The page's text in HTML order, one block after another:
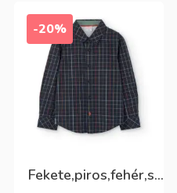
-20%
Fekete,piros,fehér,sárga kockás ing